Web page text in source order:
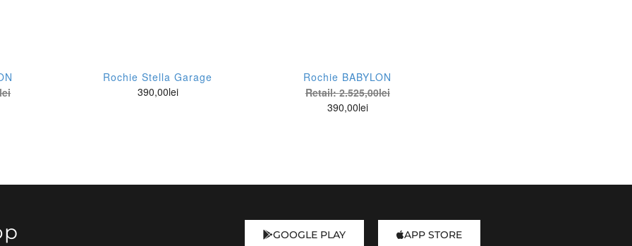
lei
Rochie Stella Garage
390,00lei
Rochie BABYLON
Retail:2.525,00lei
390,00lei
GOOGLE PLAY APP STORE